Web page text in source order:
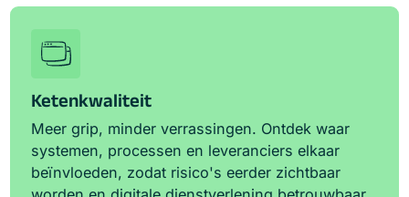
Ketenkwaliteit
Meer grip, minder verrassingen. Ontdek waar
systemen, processen en leveranciers elkaar
beïnvloeden, zodat risico's eerder zichtbaar